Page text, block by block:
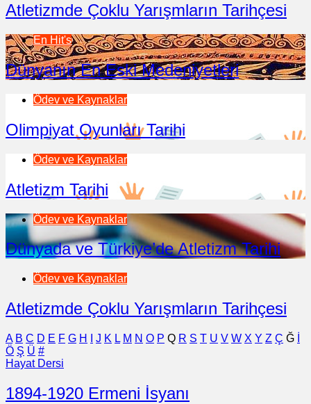
Atletizmde Çoklu Yarışmların Tarihçesi
En Hit's
Dünyanın En Eski Medeniyetleri
Ödev ve Kaynaklar
Olimpiyat Oyunları Tarihi
Ödev ve Kaynaklar
Atletizm Tarihi
Ödev ve Kaynaklar
Dünyada ve Türkiye’de Atletizm Tarihi
Ödev ve Kaynaklar
Atletizmde Çoklu Yarışmların Tarihçesi
A B C D E F G H J K L M N O P Q R S T U V W X Y Z Ç Ğ
Ö Ş Ü #
Hayat Dersi
1894-1920 Ermeni İsyanı